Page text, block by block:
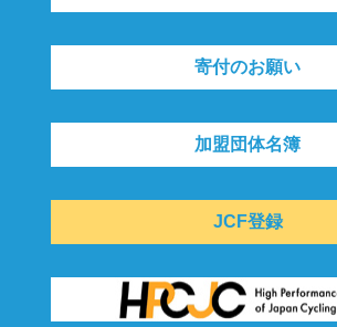
寄付のお願い
加盟団体名簿
JCF登録